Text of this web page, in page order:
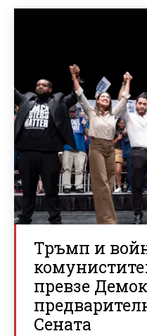
Тръмп и
превзе
Сената